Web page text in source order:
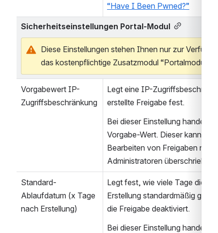
“Have I Been Pwned?”
Sicherheitseinstellungen Portal-Modul
Diese Einstellungen stehen Ihnen nur zur
das kostenpflichtige Zusatzmodul “Portalmodul”
Vorgabewert IP-
Zugriffsbeschränkung
Legt eine IP-
erstellte Freigabe fest.
Bei dieser Einstellung handelt
Vorgabe-Wert. Dieser kann
Bearbeiten von Freigaben nur
Administratoren überschrieben
Standard-
Ablaufdatum (x Tage
nach Erstellung)
Legt fest, wie viele Tage die
Erstellung standardmäßig
die Freigabe deaktiviert.
Bei dieser Einstellung handelt